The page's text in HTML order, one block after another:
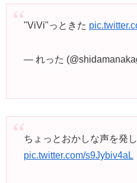
"ViVi"っときた
— れった
ちょっとおかしな声を発
pic.twitter.com/s9Jybiv4aL